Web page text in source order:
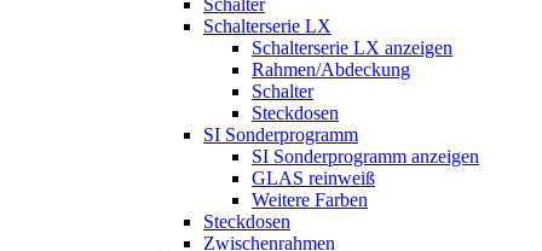
Schalterserie LX
Schalterserie LX anzeigen
Rahmen/Abdeckung
Schalter
Steckdosen
SI Sonderprogramm
SI Sonderprogramm anzeigen
GLAS reinweiß
Weitere Farben
Steckdosen
Zwischenrahmen